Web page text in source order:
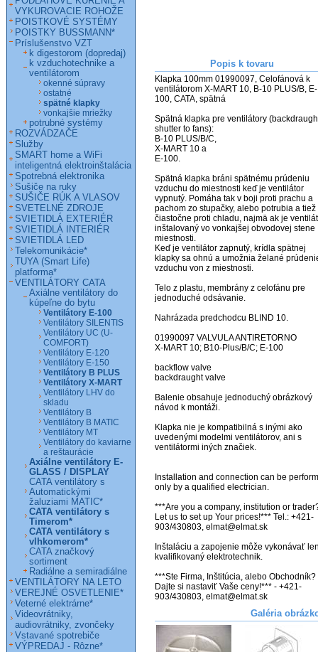
Popis k tovaru
Klapka 100mm 01990097, Celofánová k
ventilátorom X-MART 10, B-10 PLUS/B, E-
100, CATA, spätná
Spätná klapka pre ventilátory
shutter to fans):
B-10 PLUS/B/C,
X-MART 10 a
E-100.
Spätná klapka bráni spätnému prúdeniu
vzduchu do miestnosti keď je ventilátor
vypnutý. Pomáha tak v boji proti prachu a
pachom zo stupačky, alebo potrubia a tiež
čiastočne proti chladu, najmä ak je
inštalovaný vo vonkajšej obvodovej stene
miestnosti.
Keď je ventilátor zapnutý, krídla spätnej
klapky sa ohnú a umožnia želané
vzduchu von z miestnosti.
Telo z plastu, membrány z celofánu pre
jednoduché odsávanie.
Nahrázada predchodcu BLIND 10.
01990097 VALVULA ANTIRETORNO
X-MART 10; B10-Plus/B/C; E-100
backflow valve
backdraught valve
Balenie obsahuje jednoduchý obrázkový
návod k montáži.
Klapka nie je kompatibilná s inými ako
uvedenými modelmi ventilátorov, ani s
ventilátormi iných značiek.
Installation and connection can be
only by a qualified electrician.
***Are you a company, institution or
Let us to set up Your prices!*** Tel.: +421-
903/430803, elmat@elmat.sk
Inštaláciu a zapojenie môže vykonávať
kvalifikovaný elektrotechnik.
***Ste Firma, Inštitúcia, alebo Obchodník?
Dajte si nastaviť Vaše ceny!*** - +421-
903/430803, elmat@elmat.sk
Galéria
VYKUROVACIE ROHOŽE
POISTKOVÉ SYSTÉMY
POISTKY BUSSMANN*
Príslušenstvo VZT
k digestorom (dopredaj)
k vzduchotechnike a
ventilátorom
okenné súpravy
ostatné
spätné klapky
vonkajšie mriežky
potrubné systémy
ROZVÁDZAČE
Služby
SMART home a WiFi
inteligentná elektroinštalácia
Spotrebná elektronika
Sušiče na ruky
SUŠIČE RÚK A VLASOV
SVETELNÉ ZDROJE
SVIETIDLÁ EXTERIÉR
SVIETIDLÁ INTERIÉR
SVIETIDLÁ LED
Telekomunikácie*
TUYA (Smart Life)
platforma*
VENTILÁTORY CATA
Axiálne ventilátory do
kúpeľne do bytu
Ventilátory E-100
Ventilátory SILENTIS
Ventilátory UC (U-
COMFORT)
Ventilátory E-120
Ventilátory E-150
Ventilátory B PLUS
Ventilátory X-MART
Ventilátory LHV do
skladu
Ventilátory B
Ventilátory B MATIC
Ventilátory MT
Ventilátory do kaviarne
a reštaurácie
Axiálne ventilátory E-
GLASS / DISPLAY
CATA ventilátory s
Automatickými
žaluziami MATIC*
CATA ventilátory s
Timerom*
CATA ventilátory s
vlhkomerom*
CATA značkový
sortiment
Radiálne a semiradiálne
VENTILÁTORY NA LETO
VEREJNÉ OSVETLENIE*
Veterné elektrárne*
Videovrátniky,
audiovrátniky, zvončeky
Vstavané spotrebiče
VÝPREDAJ - Rôzne*